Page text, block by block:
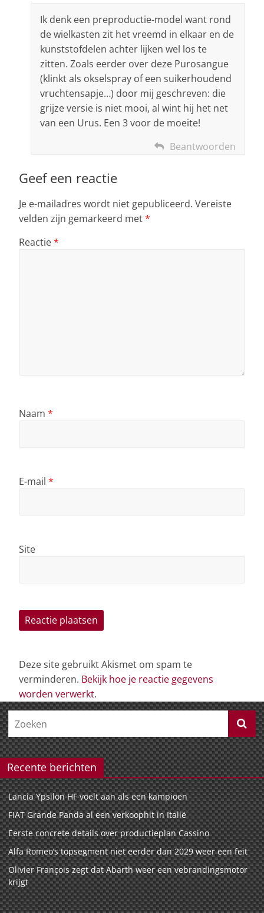
Ik denk een preproductie-model want rond
de wielkasten zit het vreemd in elkaar en de
kunststofdelen achter lijken wel los te
zitten. Zoals eerder over deze Purosangue
(klinkt als okselspray of een suikerhoudend
vruchtensapje…) door mij geschreven: die
grijze versie is niet mooi, al wint hij het net
van een Urus. Een 3 voor de moeite!
Beantwoorden
Geef een reactie
Je e-mailadres wordt niet gepubliceerd. Vereiste
velden zijn gemarkeerd met*
Reactie*
Naam *
E-mail *
Site
Deze site gebruikt Akismet om spam te
verminderen. Bekijk hoe je reactie gegevens
worden verwerkt.
Recente berichten
Lancia Ypsilon HF voelt aan als een kampioen
FIAT Grande Panda al een verkoophit in Italië
Eerste concrete details over productieplan Cassino
Alfa Romeo’s topsegment niet eerder dan 2029 weer een feit
Olivier François zegt dat Abarth weer een vebrandingsmotor
krijgt